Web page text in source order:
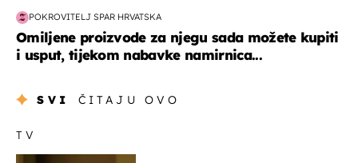
POKROVITELJ SPAR HRVATSKA
Omiljene proizvode za njegu sada možete kupiti
i usput, tijekom nabavke namirnica...
SVI ČITAJU OVO
TV